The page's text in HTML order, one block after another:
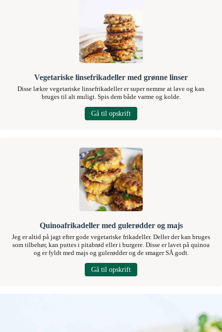
Vegetariske linsefrikadeller med grønne linser
Disse lækre vegetariske linsefrikadeller er super nemme at lave og kan
bruges til alt muligt. Spis dem både varme og kolde.
Gå til opskrift
Quinoafrikadeller med gulerødder og majs
Jeg er altid på jagt efter gode vegetariske frikadeller. Deller der kan bruges
som tilbehør, kan puttes i pitabrød eller i burgere. Disse er lavet på quinoa
og er fyldt med majs og gulerødder og de smager SÅ godt.
Gå til opskrift